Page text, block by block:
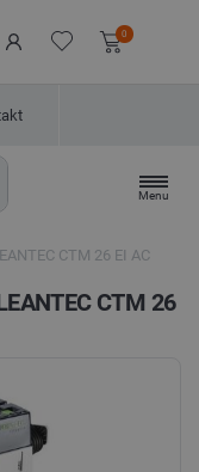
0
Menu
CTM 26 EI AC
CTM 26